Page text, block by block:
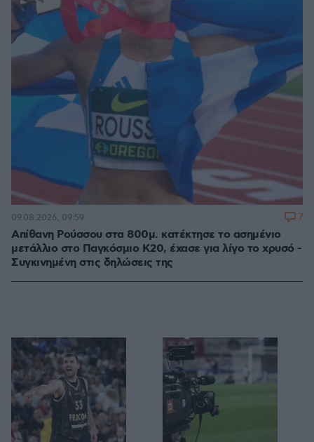
Απίθανη Ρούσσου στα 800μ. κατέκτησε το ασημένιο
μετάλλιο στο Παγκόσμιο Κ20, έχασε για λίγο το χρυσό -
Συγκινημένη στις δηλώσεις της
09.08.2026, 09:59 7